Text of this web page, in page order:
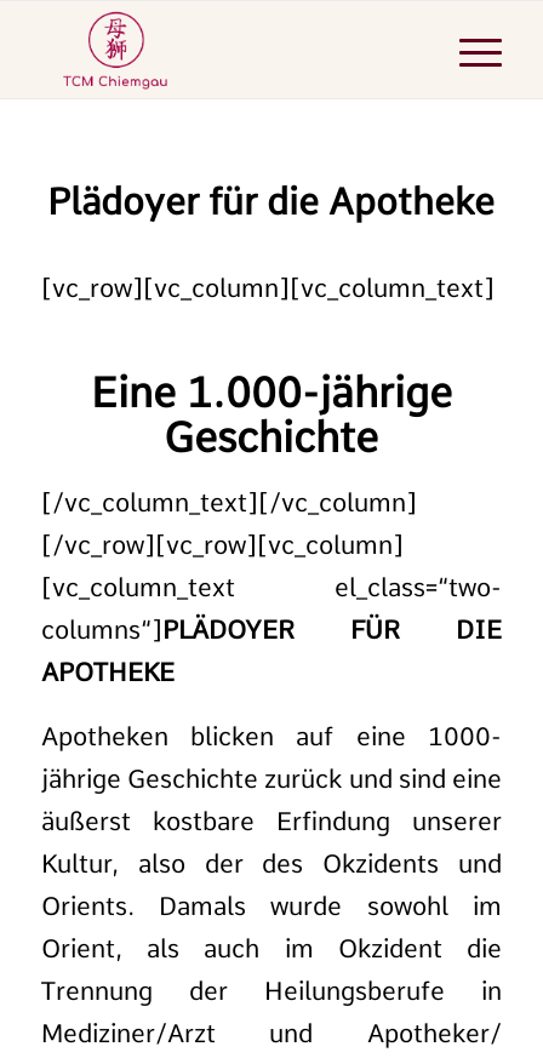
Plädoyer für die Apotheke
[vc_row][vc_column][vc_column_text]
Eine 1.000-jährige
Geschichte
[/vc_column_text][/vc_column]
[/vc_row][vc_row][vc_column]
[vc_column_text el_class=“two-
columns“]PLÄDOYER FÜR DIE
APOTHEKE
Apotheken blicken auf eine 1000-
jährige Geschichte zurück und sind eine
äußerst kostbare Erfindung unserer
Kultur, also der des Okzidents und
Orients. Damals wurde sowohl im
Orient, als auch im Okzident die
Trennung der Heilungsberufe in
Mediziner/Arzt und Apotheker/